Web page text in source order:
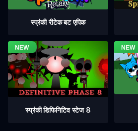
स्प्रंकी रीटेक बट एपिक
स्प्रंकी डिफिनिटिव स्टेज 8